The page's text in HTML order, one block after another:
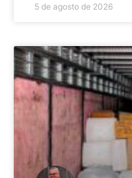
5 de agosto de 2026